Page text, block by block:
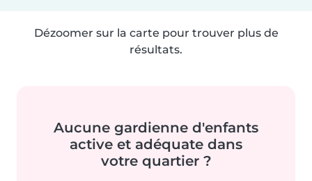
Dézoomer sur la carte pour trouver plus de
résultats.
Aucune gardienne d'enfants
active et adéquate dans
votre quartier ?